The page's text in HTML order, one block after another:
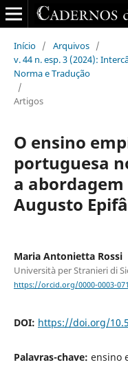
Início / Arquivos /
v. 44 n. esp. 3 (2024):
Norma e Tradução
/
Artigos
O ensino
portuguesa
a
Augusto
Maria Antonietta Rossi
Università per Stranieri di
https://orcid.org/0000-0003-
DOI: https://doi.org/
Palavras-chave: ensino